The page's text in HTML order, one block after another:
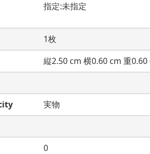
指定:未指定
1枚
縦2.50 cm 横0.60 cm 重0.60
実物
0